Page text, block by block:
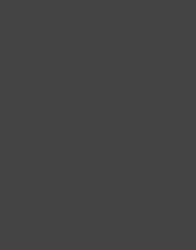
में जीवन कैसा है?
हैं कि, वहां सब कुछ